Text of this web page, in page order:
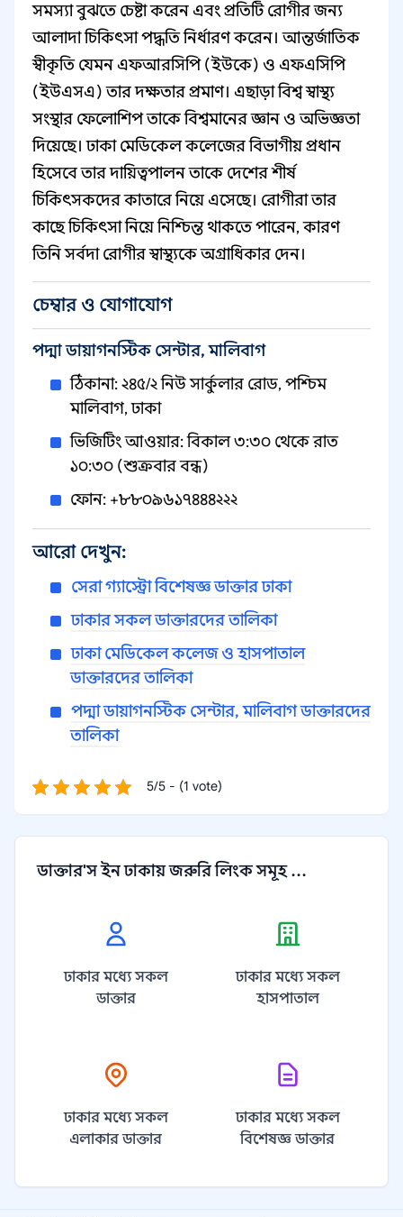
সমস্যা বুঝতে চেষ্টা করেন এবং প্রতিটি রোগীর জন্য
আলাদা চিকিৎসা পদ্ধতি নির্ধারণ করেন। আন্তর্জাতিক
স্বীকৃতি যেমন এফআরসিপি (ইউকে) ও এফএসিপি
(ইউএসএ) তার দক্ষতার প্রমাণ। এছাড়া বিশ্ব স্বাস্থ্য
সংস্থার ফেলোশিপ তাকে বিশ্বমানের জ্ঞান ও অভিজ্ঞতা
দিয়েছে। ঢাকা মেডিকেল কলেজের বিভাগীয় প্রধান
হিসেবে তার দায়িত্বপালন তাকে দেশের শীর্ষ
চিকিৎসকদের কাতারে নিয়ে এসেছে। রোগীরা তার
কাছে চিকিৎসা নিয়ে নিশ্চিন্ত থাকতে পারেন, কারণ
তিনি সর্বদা রোগীর স্বাস্থ্যকে অগ্রাধিকার দেন।
চেম্বার ও যোগাযোগ
পদ্মা ডায়াগনস্টিক সেন্টার, মালিবাগ
ঠিকানা: ২৪৫/২ নিউ সার্কুলার রোড, পশ্চিম
মালিবাগ, ঢাকা
ভিজিটিং আওয়ার: বিকাল ৩:৩০ থেকে রাত
১০:৩০ (শুক্রবার বন্ধ)
ফোন: +৮৮০৯৬১৭৪৪৪২২২
আরো দেখুন:
সেরা গ্যাস্ট্রো বিশেষজ্ঞ ডাক্তার ঢাকা
ঢাকার সকল ডাক্তারদের তালিকা
ঢাকা মেডিকেল কলেজ ও হাসপাতাল
ডাক্তারদের তালিকা
পদ্মা ডায়াগনস্টিক সেন্টার, মালিবাগ ডাক্তারদের
তালিকা
5/5 - (1 vote)
ডাক্তার'স ইন ঢাকায় জরুরি লিংক সমূহ ...
ঢাকার মধ্যে সকল
ডাক্তার
ঢাকার মধ্যে সকল
হাসপাতাল
ঢাকার মধ্যে সকল
এলাকার ডাক্তার
ঢাকার মধ্যে সকল
বিশেষজ্ঞ ডাক্তার